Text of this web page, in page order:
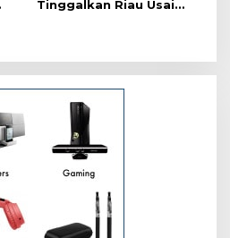
Tinggalkan Riau Usai